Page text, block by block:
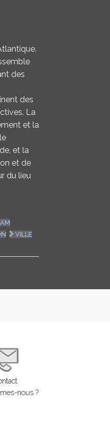
des
des
La
et la
et la
et de
du lieu
VILLE
nous ?